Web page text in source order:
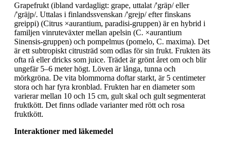
Grapefrukt (ibland vardagligt: grape, uttalat /'gräp/ eller
/'gräjp/. Uttalas i finlandssvenskan /'grejp/ efter finskans
greippi) (Citrus ×aurantium, paradisi-gruppen) är en hybrid i
familjen vinruteväxter mellan apelsin (C. ×aurantium
Sinensis-gruppen) och pompelmus (pomelo, C. maxima). Det
är ett subtropiskt citrusträd som odlas för sin frukt. Frukten äts
ofta rå eller dricks som juice. Trädet är grönt året om och blir
ungefär 5–6 meter högt. Löven är långa, tunna och
mörkgröna. De vita blommorna doftar starkt, är 5 centimeter
stora och har fyra kronblad. Frukten har en diameter som
varierar mellan 10 och 15 cm, gult skal och gult segmenterat
fruktkött. Det finns odlade varianter med rött och rosa
fruktkött.
Interaktioner med läkemedel